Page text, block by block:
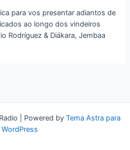
para vos presentar adiantos de
ao longo dos vindeiros
Rodríguez & Diákara, Jembaa
| Powered by Tema Astra para
WordPress